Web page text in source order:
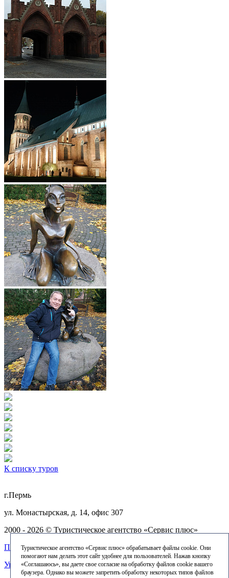
К списку туров
г.Пермь
ул. Монастырская, д. 14, офис 307
2000 - 2026 © Туристическое агентство «Сервис плюс»
Политика конфиденциальности
Уведомление об использовании файлов cookie
Туристическое агентство «Сервис плюс» обрабатывает файлы cookie. Они
помогают нам делать этот сайт удобнее для пользователей. Нажав кнопку
«Соглашаюсь», вы даете свое согласие на обработку файлов cookie вашего
браузера. Однако вы можете запретить обработку некоторых типов файлов